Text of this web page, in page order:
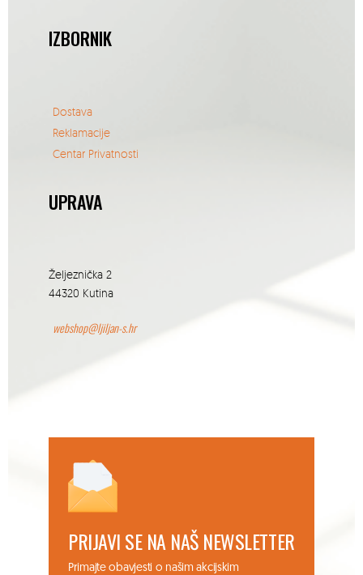
IZBORNIK
Dostava
Reklamacije
Centar Privatnosti
UPRAVA
Željeznička 2
44320 Kutina
webshop@ljiljan-s.hr
PRIJAVI SE NA NAŠ NEWSLETTER
Primajte obavjesti o našim akcijskim